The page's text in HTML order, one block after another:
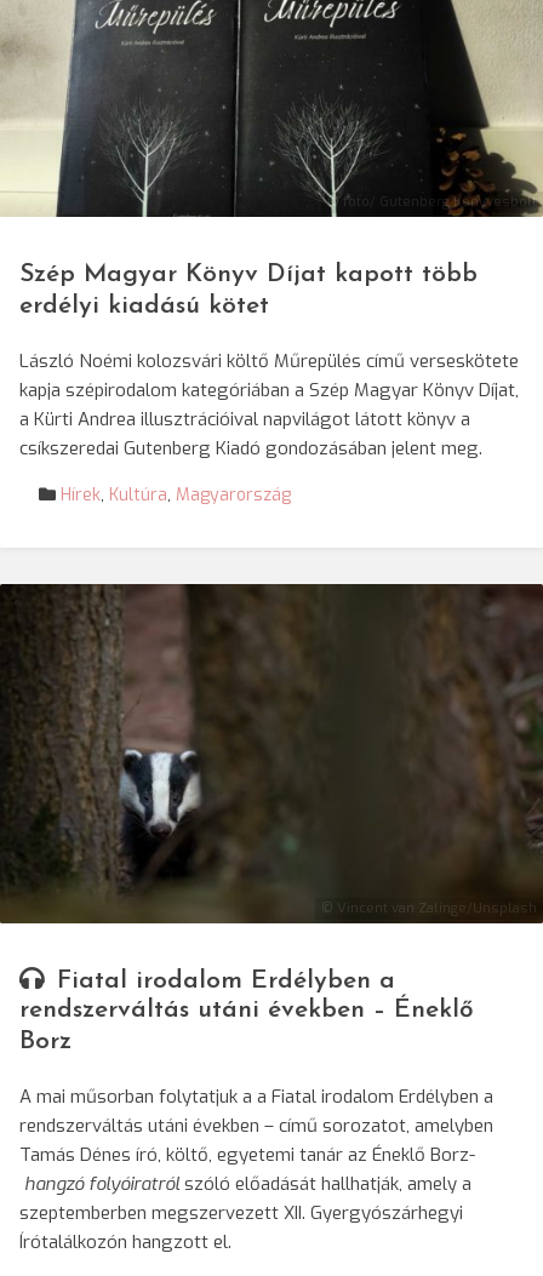
© fotó/ Gutenberg Könyvesbolt
Szép Magyar Könyv Díjat kapott több
erdélyi kiadású kötet
László Noémi kolozsvári költő Műrepülés című verseskötete
kapja szépirodalom kategóriában a Szép Magyar Könyv Díjat,
a Kürti Andrea illusztrációival napvilágot látott könyv a
csíkszeredai Gutenberg Kiadó gondozásában jelent meg.
Hírek, Kultúra, Magyarország
© Vincent van Zalinge/Unsplash
Fiatal irodalom Erdélyben a
rendszerváltás utáni években – Éneklő
Borz
A mai műsorban folytatjuk a a Fiatal irodalom Erdélyben a
rendszerváltás utáni években – című sorozatot, amelyben
Tamás Dénes író, költő, egyetemi tanár az Éneklő Borz-
hangzó folyóiratrólszóló előadását hallhatják, amely a
szeptemberben megszervezett XII. Gyergyószárhegyi
Írótalálkozón hangzott el.